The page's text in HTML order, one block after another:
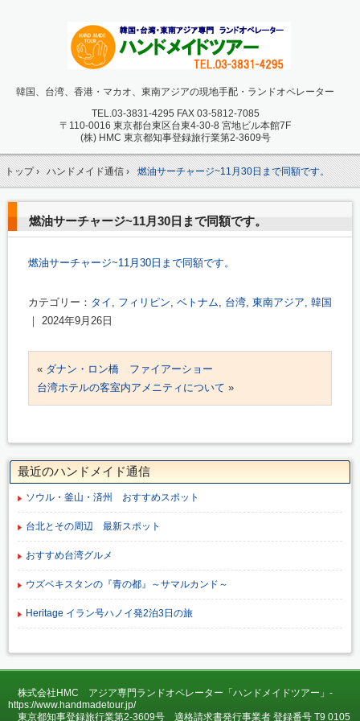
韓国、台湾、香港・マカオ、東南アジアの現地手配・ランドオペレーター
TEL.03-3831-4295 FAX 03-5812-7085
〒110-0016 東京都台東区台東4-30-8 宮地ビル本館7F
(株) HMC 東京都知事登録旅行業第2-3609号
トップ› ハンドメイド通信› 燃油サーチャージ~11月30日まで同額です。
燃油サーチャージ~11月30日まで同額です。
燃油サーチャージ~11月30日まで同額です。
カテゴリー： タイ フィリピン ベトナム 台湾 東南アジア 韓国
｜ 2024年9月26日
« ダナン・ロン橋 ファイアーショー
台湾ホテルの客室内アメニティについて »
最近のハンドメイド通信
ソウル・釜山・済州 おすすめスポット
台北とその周辺 最新スポット
おすすめ台湾グルメ
ウズベキスタンの『青の都』～サマルカンド～
Heritage イラン号ハノイ発2泊3日の旅
株式会社HMC アジア専門ランドオペレーター「ハンドメイドツアー」-
https://www.handmadetour.jp/
東京都知事登録旅行業第2-3609号 適格請求書発行事業者 登録番号 T9 0105